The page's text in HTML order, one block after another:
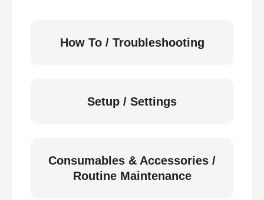
How To / Troubleshooting
Setup / Settings
Consumables & Accessories /
Routine Maintenance